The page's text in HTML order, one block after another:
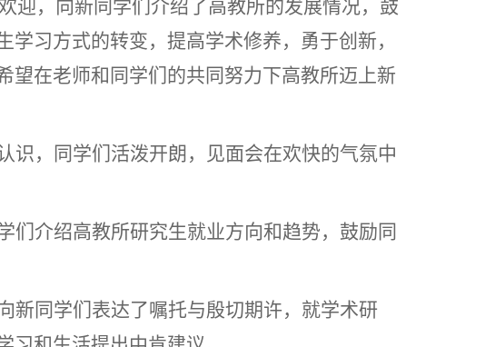
迎，向新同学们介绍了高教所的发展情况，鼓
习方式的转变，提高学术修养，勇于创新，
望在老师和同学们的共同努力下高教所迈上新
识，同学们活泼开朗，见面会在欢快的气氛中
们介绍高教所研究生就业方向和趋势，鼓励同
新同学们表达了嘱托与殷切期许，就学术研